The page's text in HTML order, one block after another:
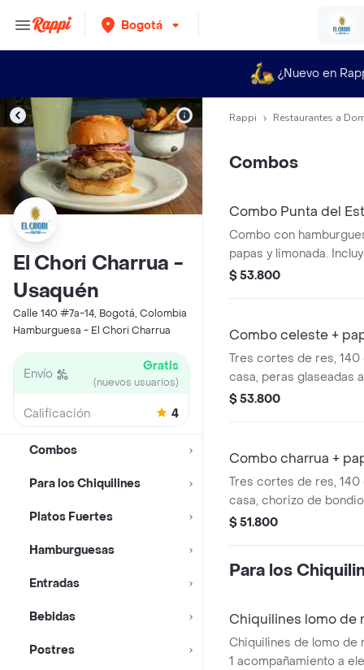
Bogotá
¿Nuevo en
El Chori Charrua -
Usaquén
Calle 140 #7a-14, Bogotá, Colombia
Hamburguesa - El Chori Charrua
Envío Gratis
(nuevos usuarios)
Calificación 4
Combos
Para los Chiquilines
Platos Fuertes
Hamburguesas
Entradas
Bebidas
Postres
Rappi Restaurantes a
Combos
Combo Punta del
Combo con
papas y limonada.
queso americano,
rúgula.
$ 53.800
Combo celeste +
Tres cortes de res, 140
casa, peras glaseadas
paipa, tocineta,
$ 53.800
Combo charrua +
Tres cortes de res, 140
casa, chorizo de
cheddar, lechugas de
$ 51.800
Para los
Chiquilines lomo de
Chiquilines de lomo de
1 acompañamiento a